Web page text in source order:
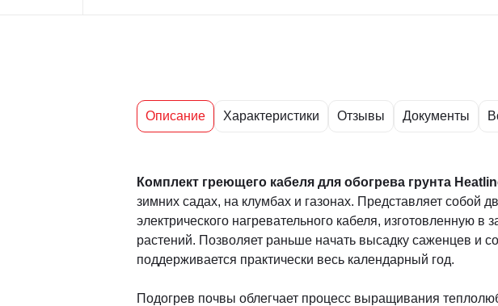
Описание Характеристики Отзывы Документы
Комплект греющего кабеля для обогрева грунта
зимних садах, на клумбах и газонах. Представляет собой
электрического нагревательного кабеля, изготовленную
растений. Позволяет раньше начать высадку саженцев и
поддерживается практически весь календарный год.
Подогрев почвы облегчает процесс выращивания